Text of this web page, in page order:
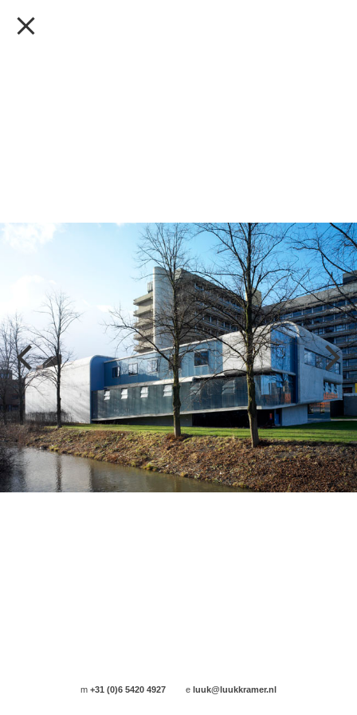
m+31 (0)6 5420 4927 e luuk@luukkramer.nl